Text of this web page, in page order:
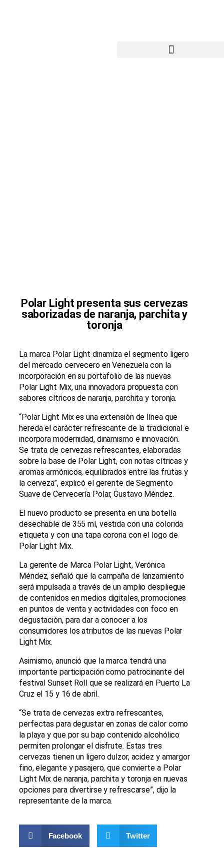
Polar Light presenta sus cervezas
saborizadas de naranja, parchita y
toronja
La marca Polar Light dinamiza el segmento ligero
del mercado cervecero en Venezuela con la
incorporación en su portafolio de las nuevas
Polar Light Mix, una innovadora propuesta con
sabores cítricos de naranja, parchita y toronja.
“Polar Light Mix es una extensión de línea que
hereda el carácter refrescante de la tradicional e
incorpora modernidad, dinamismo e innovación.
Se trata de cervezas refrescantes, elaboradas
sobre la base de Polar Light, con notas cítricas y
aromasarmónicos, equilibrados entre las frutas y
la cerveza”, explicó el gerente de Segmento
Suave de Cervecería Polar, Gustavo Méndez.
El nuevo producto se presenta en una botella
desechable de 355 ml, vestida con una colorida
etiqueta y con una tapa corona con el logo de
Polar Light Mix.
La gerente de Marca Polar Light, Verónica
Méndez, señaló que la campaña de lanzamiento
será impulsada a través de un amplio despliegue
de contenidos en medios digitales, promociones
en puntos de venta y actividades con foco en
degustación, para dar a conocer a los
consumidores los atributos de las nuevas Polar
Light Mix.
Asimismo, anunció que la marca tendrá una
importante participación como patrocinante del
festival Sunset Roll que se realizará en Puerto La
Cruz el 15 y 16 de abril.
“Se trata de cervezas extra refrescantes,
perfectas para degustar en zonas de calor como
la playa y que por su bajo contenido alcohólico
permiten prolongar el disfrute. Estas tres
cervezas tienen un ligero dulzor, acidez y amargor
fino, elegante y pasajero, que convierte a Polar
Light Mix de naranja, parchita y toronja en nuevas
opciones para divertirse y refrescarse”, dijo la
representante de la marca.
Facebook Twitter